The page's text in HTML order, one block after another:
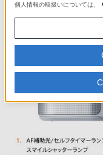
個人情報の取扱いについては、